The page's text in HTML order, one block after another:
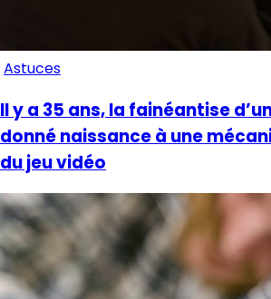
Astuces
Il y a 35 ans, la fainéantise
donné naissance à une
du jeu vidéo